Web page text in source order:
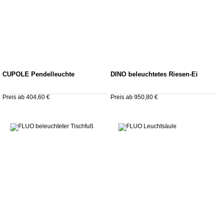
CUPOLE Pendelleuchte
Preis ab 404,60 €
DINO beleuchtetes Riesen-Ei
Preis ab 950,80 €